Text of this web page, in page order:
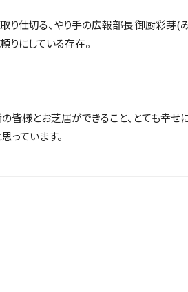
仕切る、やり手の広報部長 御厨彩芽(
にしている存在。
皆様とお芝居ができること、とても幸
っています。